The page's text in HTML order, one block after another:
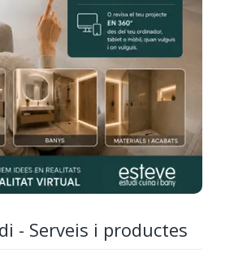
- Serveis i productes